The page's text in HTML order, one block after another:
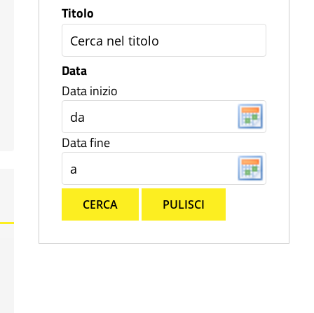
Titolo
Data
Data inizio
Data fine
CERCA PULISCI